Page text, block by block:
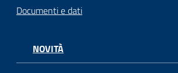
Documenti e dati
NOVITÀ